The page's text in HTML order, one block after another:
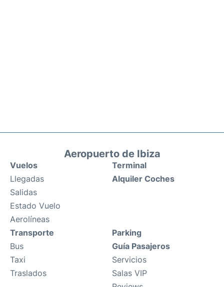
Aeropuerto de Ibiza
Vuelos
Llegadas
Salidas
Estado Vuelo
Aerolíneas
Terminal
Alquiler Coches
Transporte
Bus
Taxi
Traslados
Parking
Guía Pasajeros
Servicios
Salas VIP